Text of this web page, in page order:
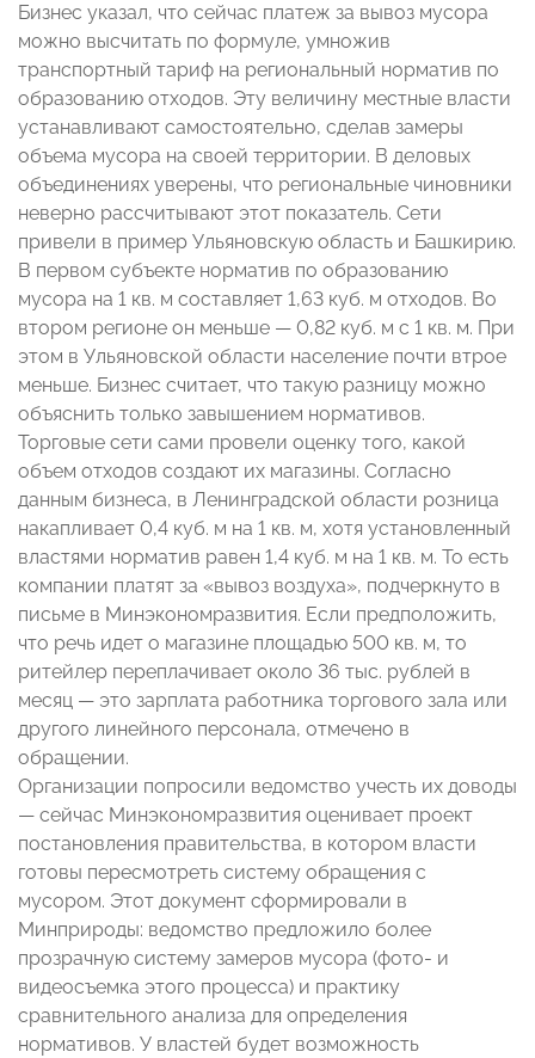
Бизнес указал, что сейчас платеж за вывоз мусора
можно высчитать по формуле, умножив
транспортный тариф на региональный норматив по
образованию отходов. Эту величину местные власти
устанавливают самостоятельно, сделав замеры
объема мусора на своей территории. В деловых
объединениях уверены, что региональные чиновники
неверно рассчитывают этот показатель. Сети
привели в пример Ульяновскую область и Башкирию.
В первом субъекте норматив по образованию
мусора на 1 кв. м составляет 1,63 куб. м отходов. Во
втором регионе он меньше — 0,82 куб. м с 1 кв. м. При
этом в Ульяновской области население почти втрое
меньше. Бизнес считает, что такую разницу можно
объяснить только завышением нормативов.
Торговые сети сами провели оценку того, какой
объем отходов создают их магазины. Согласно
данным бизнеса, в Ленинградской области розница
накапливает 0,4 куб. м на 1 кв. м, хотя установленный
властями норматив равен 1,4 куб. м на 1 кв. м. То есть
компании платят за «вывоз воздуха», подчеркнуто в
письме в Минэкономразвития. Если предположить,
что речь идет о магазине площадью 500 кв. м, то
ритейлер переплачивает около 36 тыс. рублей в
месяц — это зарплата работника торгового зала или
другого линейного персонала, отмечено в
обращении.
Организации попросили ведомство учесть их доводы
— сейчас Минэкономразвития оценивает проект
постановления правительства, в котором власти
готовы пересмотреть систему обращения с
мусором. Этот документ сформировали в
Минприроды: ведомство предложило более
прозрачную систему замеров мусора (фото- и
видеосъемка этого процесса) и практику
сравнительного анализа для определения
нормативов. У властей будет возможность